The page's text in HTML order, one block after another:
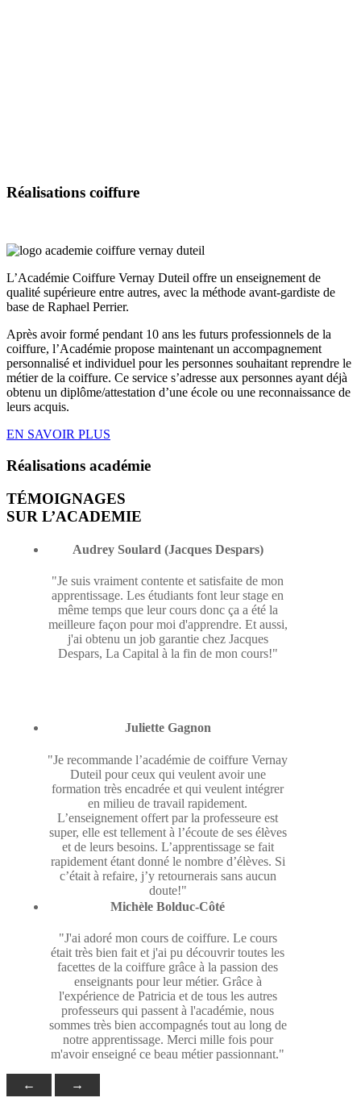
Réalisations coiffure
L’Académie Coiffure Vernay Duteil offre un enseignement de
qualité supérieure entre autres, avec la méthode avant-gardiste de
base de Raphael Perrier.
Après avoir formé pendant 10 ans les futurs professionnels de la
coiffure, l’Académie propose maintenant un accompagnement
personnalisé et individuel pour les personnes souhaitant reprendre le
métier de la coiffure. Ce service s’adresse aux personnes ayant déjà
obtenu un diplôme/attestation d’une école ou une reconnaissance de
leurs acquis.
EN SAVOIR PLUS
Réalisations académie
TÉMOIGNAGES
SUR L’ACADEMIE
Audrey Soulard (Jacques Despars)
"Je suis vraiment contente et satisfaite de mon
apprentissage. Les étudiants font leur stage en
même temps que leur cours donc ça a été la
meilleure façon pour moi d'apprendre. Et aussi,
j'ai obtenu un job garantie chez Jacques
Despars, La Capital à la fin de mon cours!"
Juliette Gagnon
"Je recommande l’académie de coiffure Vernay
Duteil pour ceux qui veulent avoir une
formation très encadrée et qui veulent intégrer
en milieu de travail rapidement.
L’enseignement offert par la professeure est
super, elle est tellement à l’écoute de ses élèves
et de leurs besoins. L’apprentissage se fait
rapidement étant donné le nombre d’élèves. Si
c’était à refaire, j’y retournerais sans aucun
doute!"
Michèle Bolduc-Côté
"J'ai adoré mon cours de coiffure. Le cours
était très bien fait et j'ai pu découvrir toutes les
facettes de la coiffure grâce à la passion des
enseignants pour leur métier. Grâce à
l'expérience de Patricia et de tous les autres
professeurs qui passent à l'académie, nous
sommes très bien accompagnés tout au long de
notre apprentissage. Merci mille fois pour
m'avoir enseigné ce beau métier passionnant."
← →